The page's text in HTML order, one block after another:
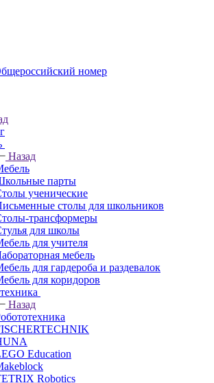
номер
Назад
парты
ученические
столы для школьников
трансформеры
для школы
для учителя
мебель
для гардероба и раздевалок
для коридоров
Назад
Education
Robotics